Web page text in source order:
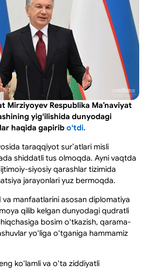
Mirziyoyev Respublika Maʼnaviyat
yigʻilishida dunyodagi
haqida gapirib oʻtdi.
taraqqiyot surʼatlari misli
shiddatli tus olmoqda. Ayni vaqtda
siyosiy qarashlar tizimida
jarayonlari yuz bermoqda.
va manfaatlarini asosan diplomatiya
qilib kelgan dunyodagi qudratli
bosim oʻtkazish, qarama-
yoʻliga oʻtganiga hammamiz
koʻlamli va oʻta ziddiyatli